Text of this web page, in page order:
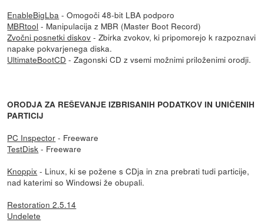
EnableBigLba - Omogoči 48-bit LBA podporo
MBRtool - Manipulacija z MBR (Master Boot Record)
Zvočni posnetki diskov - Zbirka zvokov, ki pripomorejo k razpoznavi
napake pokvarjenega diska.
UltimateBootCD - Zagonski CD z vsemi možnimi priloženimi orodji.
ORODJA ZA REŠEVANJE IZBRISANIH PODATKOV IN UNIČENIH
PARTICIJ
PC Inspector - Freeware
TestDisk - Freeware
Knoppix - Linux, ki se požene s CDja in zna prebrati tudi particije,
nad katerimi so Windowsi že obupali.
Restoration 2.5.14
Undelete